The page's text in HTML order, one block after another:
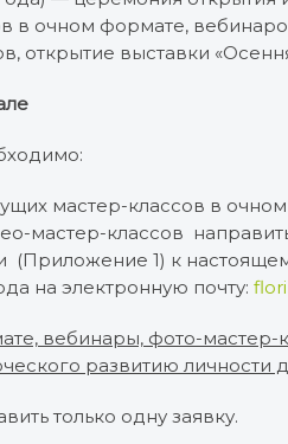
в очном формате,
открытие выставки
мастер-классов в
мастер-классов
(Приложение 1) к
на электронную почту:
вебинары, фото-мастер-
развитию личности
только одну заявку.